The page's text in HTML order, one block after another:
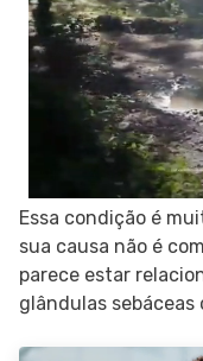
Essa condição é
sua causa não é
parece estar
glândulas